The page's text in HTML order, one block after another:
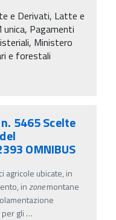
e Derivati, Latte e
unica, Pagamenti
Ministero
e forestali
5465 Scelte
OMNIBUS
agricole ubicate, in
inzonemontane
gli …